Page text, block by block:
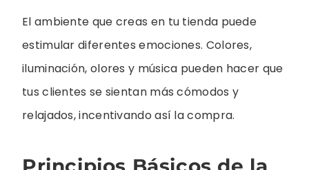
El ambiente que creas en tu tienda puede
estimular diferentes emociones. Colores,
iluminación, olores y música pueden hacer que
tus clientes se sientan más cómodos y
relajados, incentivando así la compra.